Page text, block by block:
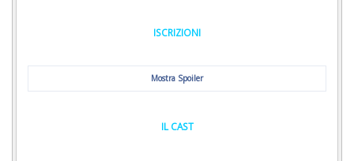
ISCRIZIONI
Mostra Spoiler
IL CAST